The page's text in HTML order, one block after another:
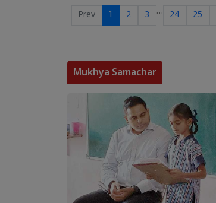
Prev 1 2 3 … 24 25
Mukhya Samachar